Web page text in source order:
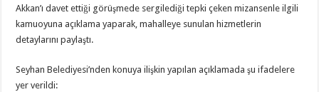
Akkan’ı davet ettiği görüşmede sergilediği tepki çeken mizansenle ilgili
kamuoyuna açıklama yaparak, mahalleye sunulan hizmetlerin
detaylarını paylaştı.
Seyhan Belediyesi’nden konuya ilişkin yapılan açıklamada şu ifadelere
yer verildi: